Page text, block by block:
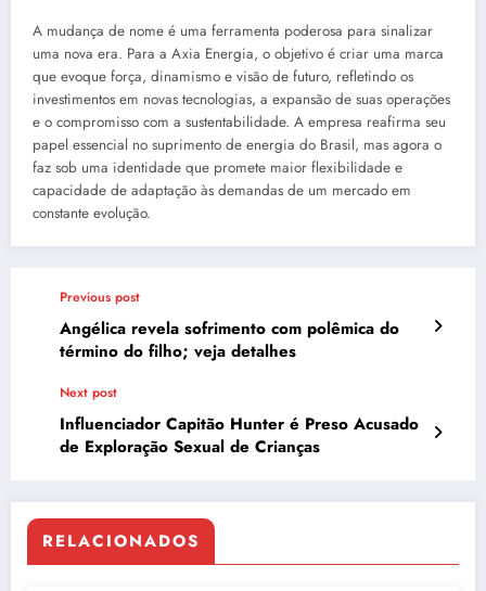
A mudança de nome é uma ferramenta poderosa para sinalizar
uma nova era. Para a Axia Energia, o objetivo é criar uma marca
que evoque força, dinamismo e visão de futuro, refletindo os
investimentos em novas tecnologias, a expansão de suas operações
e o compromisso com a sustentabilidade. A empresa reafirma seu
papel essencial no suprimento de energia do Brasil, mas agora o
faz sob uma identidade que promete maior flexibilidade e
capacidade de adaptação às demandas de um mercado em
constante evolução.
Previous post
Angélica revela sofrimento com polêmica do
término do filho; veja detalhes
Next post
Influenciador Capitão Hunter é Preso Acusado
de Exploração Sexual de Crianças
RELACIONADOS